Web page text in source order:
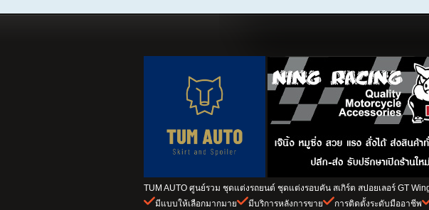
TUM AUTO ศูนย์รวม ชุดแต่งรถยนต์ ชุดแต่งรอบคัน สเกิร์ต สปอยเลอร์ GT
มีแบบให้เลือกมากมาย
มีบริการหลังการขาย การติดตั้งระดับมืออาชีพ